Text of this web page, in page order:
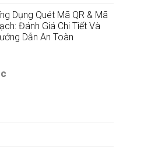
Dụng Quét Mã QR & Mã
Đánh Giá Chi Tiết Và
Dẫn An Toàn